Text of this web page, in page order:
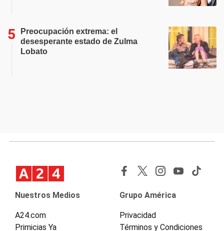
Preocupación extrema: el
desesperante estado de Zulma
Lobato
Nuestros Medios
A24.com
Primicias Ya
Grupo América
Privacidad
Términos y Condiciones